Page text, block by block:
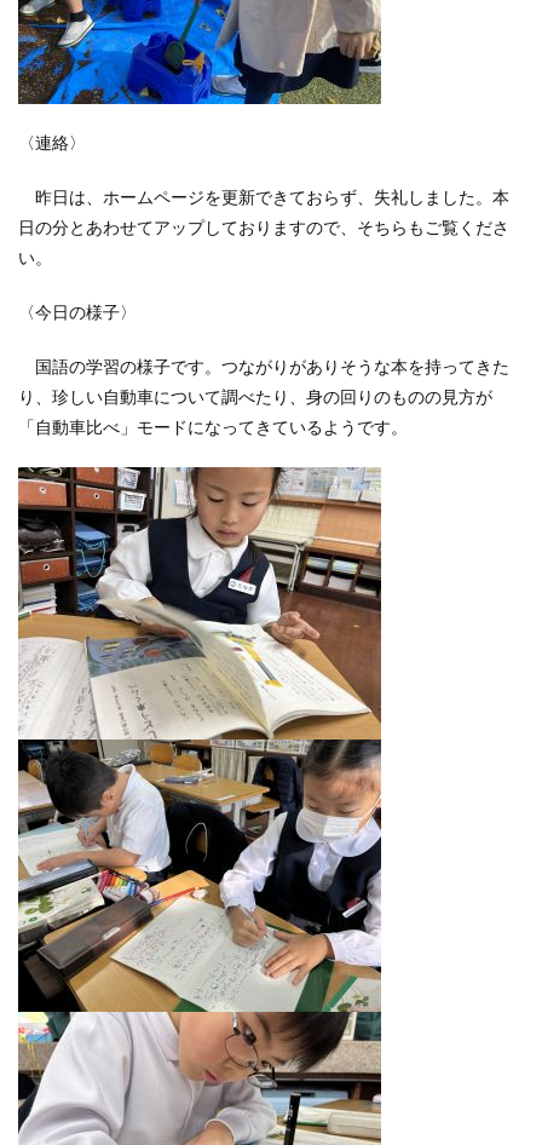
〈連絡〉
昨日は、ホームページを更新できておらず、失礼しました。本
日の分とあわせてアップしておりますので、そちらもご覧くださ
い。
〈今日の様子〉
国語の学習の様子です。つながりがありそうな本を持ってきた
り、珍しい自動車について調べたり、身の回りのものの見方が
「自動車比べ」モードになってきているようです。